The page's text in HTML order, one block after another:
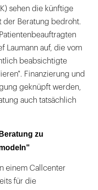
sehen die künftige
der Beratung bedroht.
Laumann auf, die vom
beabsichtigte
Finanzierung und
geknüpft werden,
auch tatsächlich
zu
einem Callcenter
für die